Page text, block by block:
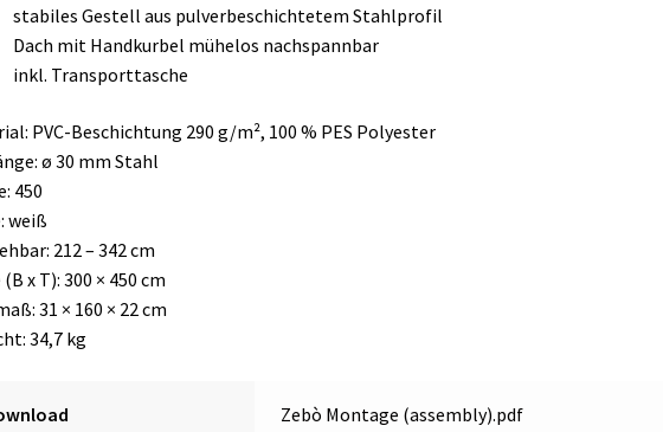
stabiles Gestell aus pulverbeschichtetem Stahlprofil
Dach mit Handkurbel mühelos nachspannbar
inkl. Transporttasche
PVC-Beschichtung 290 g/m², 100 % PES Polyester
ø 30 mm Stahl
450
weiß
212 – 342 cm
x T): 300 × 450 cm
31 × 160 × 22 cm
34,7 kg
Zebò Montage (assembly).pdf